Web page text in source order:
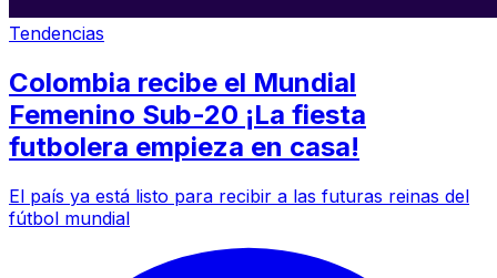
Tendencias
Colombia recibe el Mundial
Femenino Sub-20 ¡La fiesta
futbolera empieza en casa!
El país ya está listo para recibir a las futuras reinas del
fútbol mundial